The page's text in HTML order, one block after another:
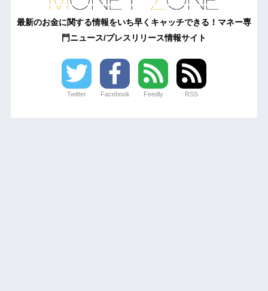
最新のお金に関する情報をいち早くキャッチできる！マネー専
門ニュース/プレスリリース情報サイト
Twitter Facebook Feedly RSS